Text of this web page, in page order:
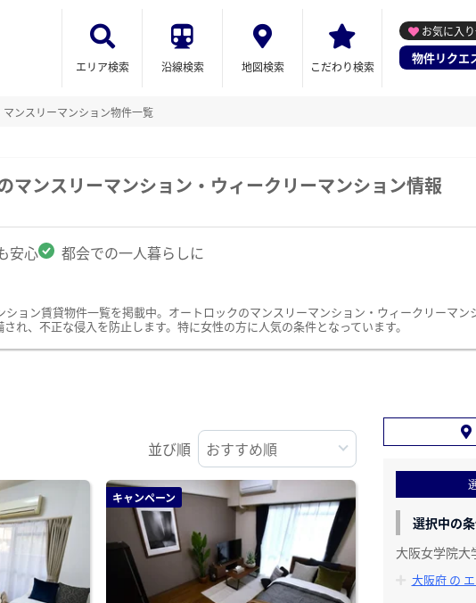
エリア検索 沿線検索 地図検索 こだわり検索
お気に入
物件リクエ
ンスリーマンション物件一覧
マンスリーマンション・ウィークリーマンション情報
安心 都会での一人暮らしに
ョン賃貸物件一覧を掲載中。オートロックのマンスリーマンション・ウィークリーマン
れ、不正な侵入を防止します。特に女性の方に人気の条件となっています。
並び順
キャンペーン
選択中の
大阪女学院大
大阪府 の